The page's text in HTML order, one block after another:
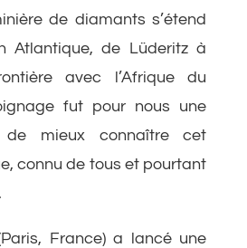
de diamants s’étend
Atlantique, de Lüderitz à
avec l’Afrique du
fut pour nous une
de mieux connaître cet
connu de tous et pourtant
France) a lancé une